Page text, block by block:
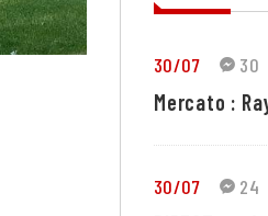
30/07 30
Mercato :
30/07 24